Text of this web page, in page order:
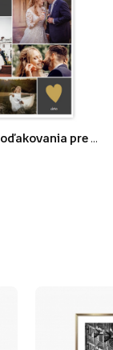
Plagát, Poďakovania pre rodičov, 30x40